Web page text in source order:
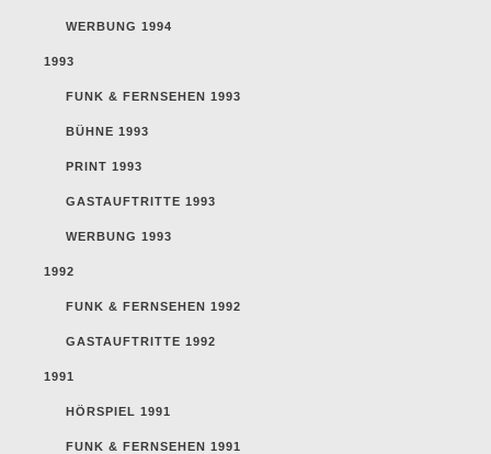
WERBUNG 1994
1993
FUNK & FERNSEHEN 1993
BÜHNE 1993
PRINT 1993
GASTAUFTRITTE 1993
WERBUNG 1993
1992
FUNK & FERNSEHEN 1992
GASTAUFTRITTE 1992
1991
HÖRSPIEL 1991
FUNK & FERNSEHEN 1991